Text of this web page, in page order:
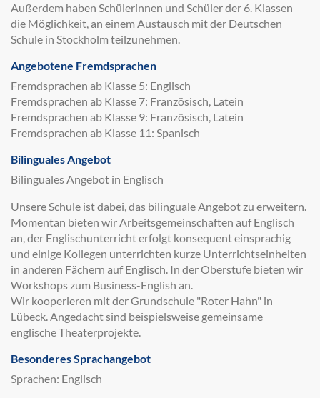
Außerdem haben Schülerinnen und Schüler der 6. Klassen
die Möglichkeit, an einem Austausch mit der Deutschen
Schule in Stockholm teilzunehmen.
Angebotene Fremdsprachen
Fremdsprachen ab Klasse 5: Englisch
Fremdsprachen ab Klasse 7: Französisch, Latein
Fremdsprachen ab Klasse 9: Französisch, Latein
Fremdsprachen ab Klasse 11: Spanisch
Bilinguales Angebot
Bilinguales Angebot in Englisch
Unsere Schule ist dabei, das bilinguale Angebot zu erweitern.
Momentan bieten wir Arbeitsgemeinschaften auf Englisch
an, der Englischunterricht erfolgt konsequent einsprachig
und einige Kollegen unterrichten kurze Unterrichtseinheiten
in anderen Fächern auf Englisch. In der Oberstufe bieten wir
Workshops zum Business-English an.
Wir kooperieren mit der Grundschule "Roter Hahn" in
Lübeck. Angedacht sind beispielsweise gemeinsame
englische Theaterprojekte.
Besonderes Sprachangebot
Sprachen: Englisch